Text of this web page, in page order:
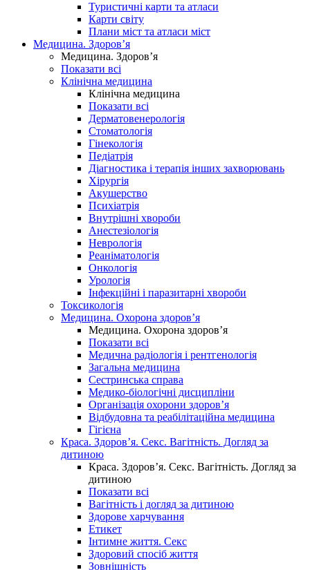
Туристичні карти та атласи
Карти світу
Плани міст та атласи міст
Медицина. Здоров’я
Медицина. Здоров’я
Показати всі
Клінічна медицина
Клінічна медицина
Показати всі
Дерматовенерологія
Стоматологія
Гінекологія
Педіатрія
Діагностика і терапія інших захворювань
Хірургія
Акушерство
Психіатрія
Внутрішні хвороби
Анестезіологія
Неврологія
Реаніматологія
Онкологія
Урологія
Інфекційні і паразитарні хвороби
Токсикологія
Медицина. Охорона здоров’я
Медицина. Охорона здоров’я
Показати всі
Медична радіологія і рентгенологія
Загальна медицина
Сестринська справа
Медико-біологічні дисципліни
Організація охорони здоров’я
Відбудовна та реабілітаційна медицина
Гігієна
Краса. Здоров’я. Секс. Вагітність. Догляд за
дитиною
Краса. Здоров’я. Секс. Вагітність. Догляд за
дитиною
Показати всі
Вагітність і догляд за дитиною
Здорове харчування
Етикет
Інтимне життя. Секс
Здоровий спосіб життя
Зовнішність